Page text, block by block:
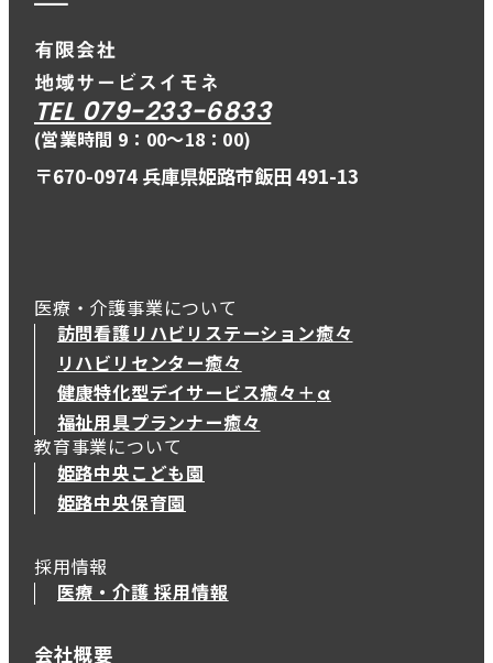
TEL 079-233-6833
(営業時間 9：00〜18：00)
〒670-0974 兵庫県姫路市飯田 491-13
医療・介護事業について
訪問看護リハビリステーション癒々
リハビリセンター癒々
健康特化型デイサービス癒々＋ α
健康特化型デイサービス癒々＋
福祉用具プランナー癒々
教育事業について
姫路中央こども園
姫路中央保育園
採用情報
医療・介護 採用情報
会社概要